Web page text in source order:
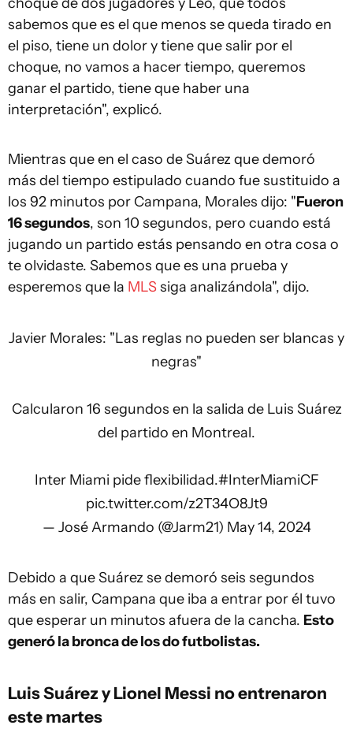
sabemos que es el que menos se queda tirado en
el piso, tiene un dolor y tiene que salir por el
choque, no vamos a hacer tiempo, queremos
ganar el partido, tiene que haber una
interpretación", explicó.
Mientras que en el caso de Suárez que demoró
más del tiempo estipulado cuando fue sustituido a
los 92 minutos por Campana, Morales dijo: "Fueron
16 segundos, son 10 segundos, pero cuando está
jugando un partido estás pensando en otra cosa o
te olvidaste. Sabemos que es una prueba y
esperemos que la MLSsiga analizándola", dijo.
Javier Morales: "Las reglas no pueden ser blancas y
negras"
Calcularon 16 segundos en la salida de Luis Suárez
del partido en Montreal.
Inter Miami pide flexibilidad.#InterMiamiCF
pic.twitter.com/z2T34O8Jt9
— José Armando (@Jarm21) May 14, 2024
Debido a que Suárez se demoró seis segundos
más en salir, Campana que iba a entrar por él tuvo
que esperar un minutos afuera de la cancha. Esto
generó la bronca de los do futbolistas.
Luis Suárez y Lionel Messi no entrenaron
este martes